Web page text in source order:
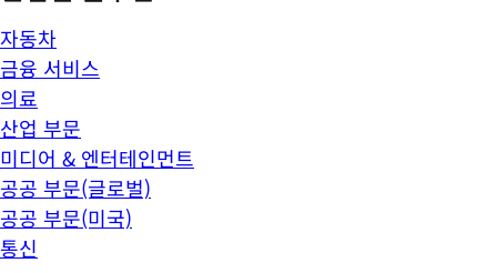
자동차
금융 서비스
의료
산업 부문
미디어 & 엔터테인먼트
공공 부문(글로벌)
공공 부문(미국)
통신